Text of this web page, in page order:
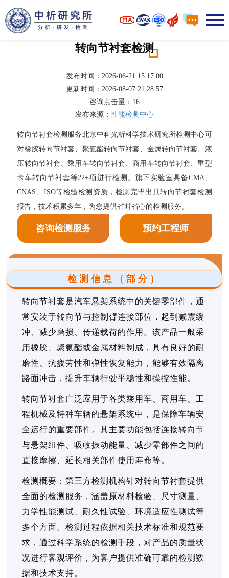
转向节衬套检测
发布时间：2026-06-21 15:17:00
更新时间：2026-08-07 21:28:57
咨询点击量： 16
发布来源：性能检测中心
转向节衬套检测服务北京中科光析科学技术研究所检测中心可
对橡胶转向节衬套、聚氨酯转向节衬套、金属转向节衬套、液
压转向节衬套、乘用车转向节衬套、商用车转向节衬套、重型
卡车转向节衬套等22+项进行检测。旗下实验室具备CMA、
CNAS、ISO等检验检测资质，检测完毕出具转向节衬套检测
报告，技术积累多年，为您提供省时省心的检测服务。
咨询检测服务 预约工程师
检测信息（部分）
转向节衬套是汽车悬架系统中的关键零部件，通
常安装于转向节与控制臂连接部位，起到减震缓
冲、减少磨损、传递载荷的作用。该产品一般采
用橡胶、聚氨酯或金属材料制成，具有良好的耐
磨性、抗疲劳性和弹性恢复能力，能够有效隔离
路面冲击，提升车辆行驶平稳性和操控性能。
转向节衬套广泛应用于各类乘用车、商用车、工
程机械及特种车辆的悬架系统中，是保障车辆安
全运行的重要部件。其主要功能包括连接转向节
与悬架组件、吸收振动能量、减少零部件之间的
直接摩擦、延长相关部件使用寿命等。
检测概要：第三方检测机构针对转向节衬套提供
全面的检测服务，涵盖原材料检验、尺寸测量、
力学性能测试、耐久性试验、环境适应性测试等
多个方面。检测过程依据相关技术标准和规范要
求，通过科学系统的检测手段，对产品的质量状
况进行客观评价，为客户提供准确可靠的检测数
据和技术支持。